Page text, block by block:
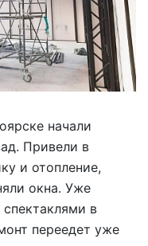
начали
Привели в
и отопление,
окна. Уже
в
переедет уже